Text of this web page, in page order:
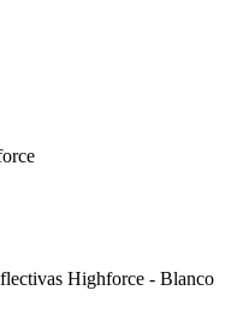
Highforce - Blanco